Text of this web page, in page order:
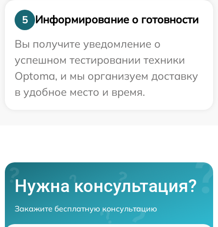
5
Информирование о готовности
Вы получите уведомление о
успешном тестировании техники
Optoma, и мы организуем доставку
в удобное место и время.
Нужна консультация?
Закажите бесплатную консультацию